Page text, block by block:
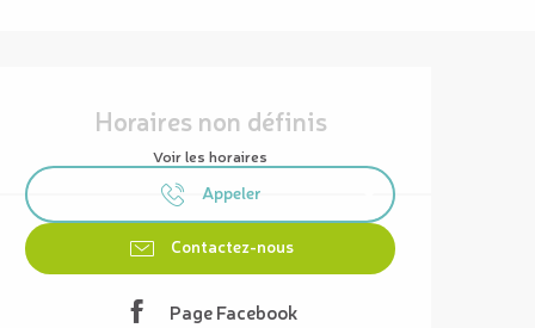
et coordonnées
Horaires non définis
Voir les horaires
Appeler
Contactez-nous
Page Facebook